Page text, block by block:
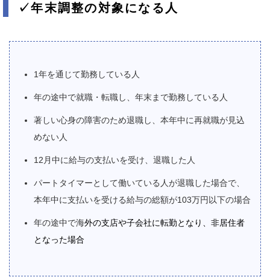
✓年末調整の対象になる人
1年を通じて勤務している人
年の途中で就職・転職し、年末まで勤務している人
著しい心身の障害のため退職し、本年中に再就職が見込
めない人
12月中に給与の支払いを受け、退職した人
パートタイマーとして働いている人が退職した場合で、
本年中に支払いを受ける給与の総額が103万円以下の場合
年の途中で海外の支店や子会社に転勤となり、非居住者
となった場合